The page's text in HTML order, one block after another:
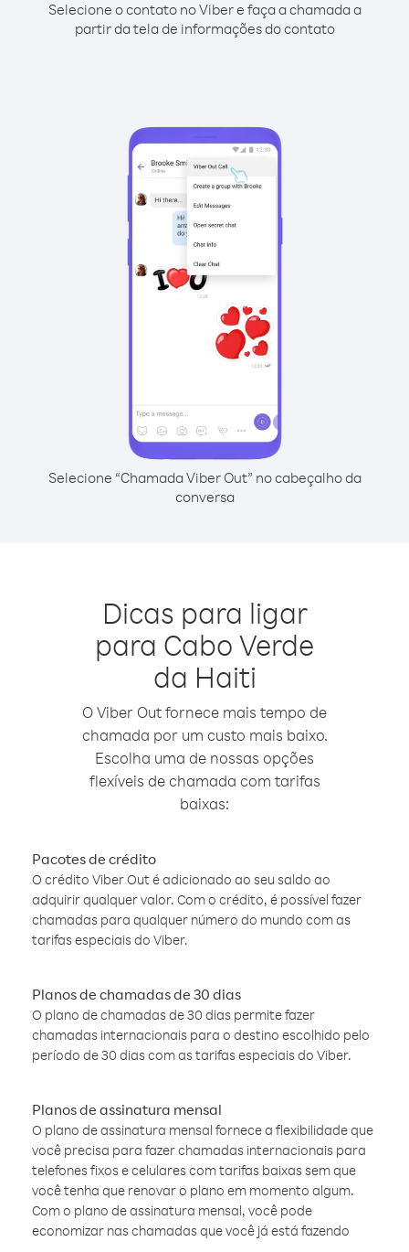
Selecione o contato no Viber e faça a chamada a
partir da tela de informações do contato
Selecione “Chamada Viber Out” no cabeçalho da
conversa
Dicas para ligar
para Cabo Verde
da Haiti
O Viber Out fornece mais tempo de
chamada por um custo mais baixo.
Escolha uma de nossas opções
flexíveis de chamada com tarifas
baixas:
Pacotes de crédito
O crédito Viber Out é adicionado ao seu saldo ao
adquirir qualquer valor. Com o crédito, é possível fazer
chamadas para qualquer número do mundo com as
tarifas especiais do Viber.
Planos de chamadas de 30 dias
O plano de chamadas de 30 dias permite fazer
chamadas internacionais para o destino escolhido pelo
período de 30 dias com as tarifas especiais do Viber.
Planos de assinatura mensal
O plano de assinatura mensal fornece a flexibilidade que
você precisa para fazer chamadas internacionais para
telefones fixos e celulares com tarifas baixas sem que
você tenha que renovar o plano em momento algum.
Com o plano de assinatura mensal, você pode
economizar nas chamadas que você já está fazendo